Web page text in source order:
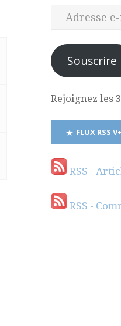
Souscrire
Rejoignez les
FLUX RSS
RSS -
RSS -